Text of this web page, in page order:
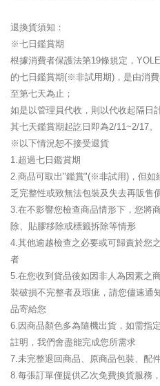
退換貨須知：
※七日鑑賞期
根據消費者保護法第19條規定，
的七日鑑賞期(※非試用期)，是由消
至第七天為止；
如是以管理員代收，則以代收起隔日
其七天鑑賞期起訖日即為2/11~2/17。
※以下情況恕不接受退貨
1.超過七日鑑賞期
2.商品可取出"鑑賞"(※非試用)，但如
乏完整性或致無法包裝及失去再販售
3.在不影響您檢查商品情形下，您將
除、貼膠移除或標籤拆除等情形
4.其他逾越檢查之必要或可歸責於您
者
5.在您收到貨品後如因非人為因素之
裝破損不完整者及瑕疵，請您儘速通
品寄給您
6.因商品顏色多為隨機出貨，如需指
註明，我們會盡能完成您所需求
7.未完整退回商品、原商品包裝、配
8.每張訂單僅提供乙次免費換貨服務